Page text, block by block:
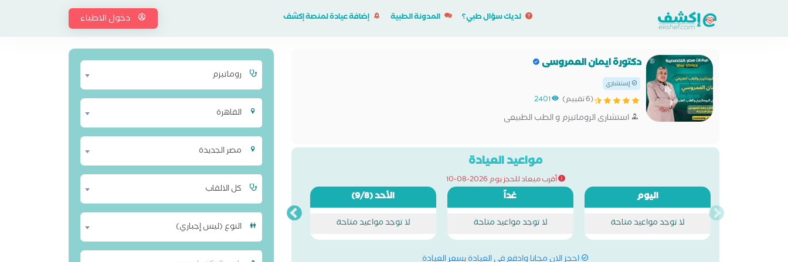
لديك سؤال طبي؟ المدونة الطبية إضافة عيادة لمنصة إكشف دخول الاطباء
دكتورة ايمان العمروسى
إستشاري
(6 تقييم) 2401
استشارى الروماتيزم و الطب الطبيعى
مواعيد العيادة
أقرب ميعاد للحجز يوم 2026-08-10
اليوم
لا توجد مواعيد متاحة
غداً
لا توجد مواعيد متاحة
الأحد(9/8)
لا توجد مواعيد متاحة
روماتيزم
القاهرة
مصر الجديدة
كل الالقاب
النوع (ليس إجباري)